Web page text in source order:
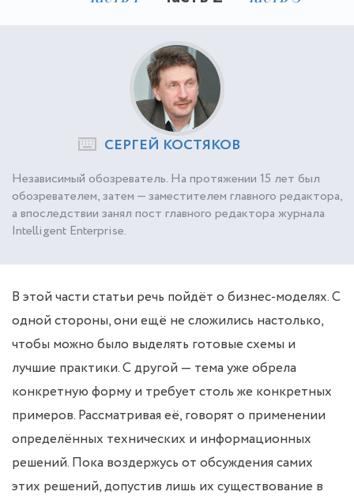
СЕРГЕЙ КОСТЯКОВ
Независимый обозреватель. На протяжении 15 лет был
обозревателем, затем — заместителем главного редактора,
а впоследствии занял пост главного редактора журнала
Intelligent Enterprise.
В этой части статьи речь пойдёт о бизнес-моделях. С
одной стороны, они ещё не сложились настолько,
чтобы можно было выделять готовые схемы и
лучшие практики. С другой — тема уже обрела
конкретную форму и требует столь же конкретных
примеров. Рассматривая её, говорят о применении
определённых технических и информационных
решений. Пока воздержусь от обсуждения самих
этих решений, допустив лишь их существование в